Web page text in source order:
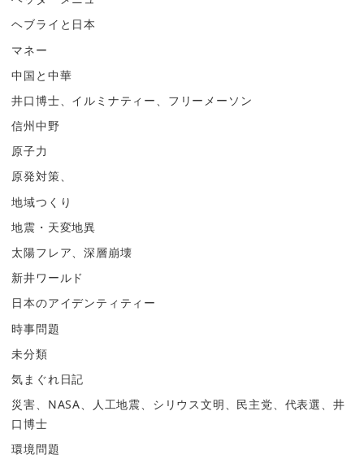
ヘブライと日本
マネー
中国と中華
井口博士、イルミナティー、フリーメーソン
信州中野
原子力
原発対策、
地域つくり
地震・天変地異
太陽フレア、深層崩壊
新井ワールド
日本のアイデンティティー
時事問題
未分類
気まぐれ日記
災害、NASA、人工地震、シリウス文明、民主党、代表選、井
口博士
環境問題